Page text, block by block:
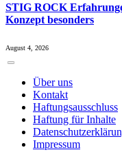
STIG ROCK
Konzept besonders
August 4, 2026
Über uns
Kontakt
Haftungsausschluss
Haftung für Inhalte
Impressum